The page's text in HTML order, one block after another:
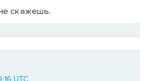
скажешь.
UTC